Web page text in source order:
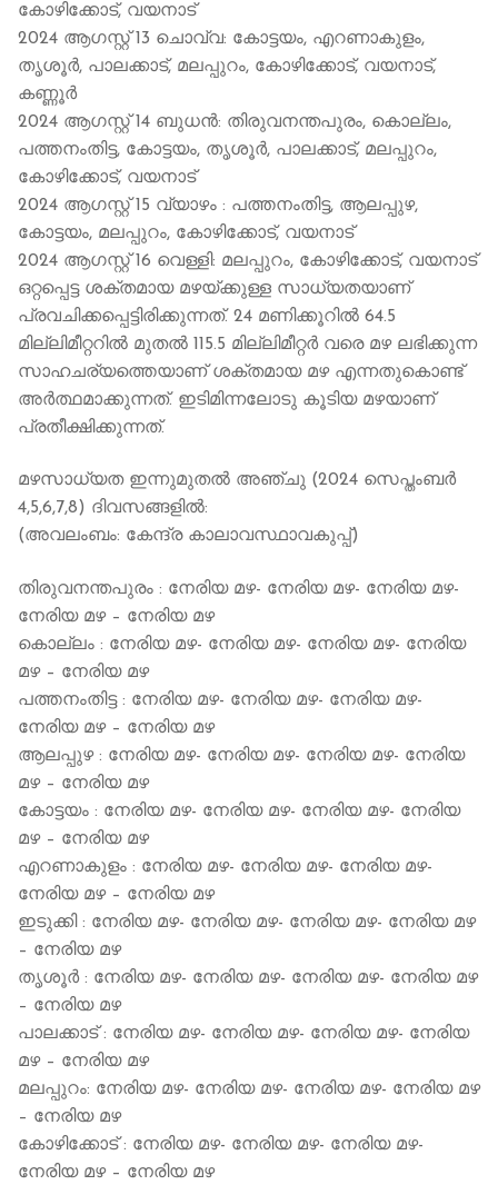
കോഴിക്കോട്, വയനാട്
2024 ആഗസ്റ്റ് 13 ചൊവ്വ: കോട്ടയം, എറണാകുളം,
തൃശൂർ, പാലക്കാട്, മലപ്പുറം, കോഴിക്കോട്, വയനാട്,
കണ്ണൂർ
2024 ആഗസ്റ്റ് 14 ബുധന്‍: തിരുവനന്തപുരം, കൊല്ലം,
പത്തനംതിട്ട, കോട്ടയം, തൃശൂർ, പാലക്കാട്, മലപ്പുറം,
കോഴിക്കോട്, വയനാട്
2024 ആഗസ്റ്റ് 15 വ്യാഴം : പത്തനംതിട്ട, ആലപ്പുഴ,
കോട്ടയം, മലപ്പുറം, കോഴിക്കോട്, വയനാട്
2024 ആഗസ്റ്റ് 16 വെള്ളി: മലപ്പുറം, കോഴിക്കോട്, വയനാട്
ഒറ്റപ്പെട്ട ശക്തമായ മഴയ്ക്കുള്ള സാധ്യതയാണ്
പ്രവചിക്കപ്പെട്ടിരിക്കുന്നത്. 24 മണിക്കൂറിൽ 64.5
മില്ലിമീറ്ററിൽ മുതൽ 115.5 മില്ലിമീറ്റർ വരെ മഴ ലഭിക്കുന്ന
സാഹചര്യത്തെയാണ് ശക്തമായ മഴ എന്നതുകൊണ്ട്
അർത്ഥമാക്കുന്നത്. ഇടിമിന്നലോടു കൂടിയ മഴയാണ്
പ്രതീക്ഷിക്കുന്നത്.
മഴസാധ്യത ഇന്നുമുതല്‍ അഞ്ചു (2024 സെപ്തംബര്‍
4,5,6,7,8) ദിവസങ്ങളില്‍:
(അവലംബം: കേന്ദ്ര കാലാവസ്ഥാവകുപ്പ്)
തിരുവനന്തപുരം : നേരിയ മഴ- നേരിയ മഴ- നേരിയ മഴ-
നേരിയ മഴ – നേരിയ മഴ
കൊല്ലം : നേരിയ മഴ- നേരിയ മഴ- നേരിയ മഴ- നേരിയ
മഴ – നേരിയ മഴ
പത്തനംതിട്ട : നേരിയ മഴ- നേരിയ മഴ- നേരിയ മഴ-
നേരിയ മഴ – നേരിയ മഴ
ആലപ്പുഴ : നേരിയ മഴ- നേരിയ മഴ- നേരിയ മഴ- നേരിയ
മഴ – നേരിയ മഴ
കോട്ടയം : നേരിയ മഴ- നേരിയ മഴ- നേരിയ മഴ- നേരിയ
മഴ – നേരിയ മഴ
എറണാകുളം : നേരിയ മഴ- നേരിയ മഴ- നേരിയ മഴ-
നേരിയ മഴ – നേരിയ മഴ
ഇടുക്കി : നേരിയ മഴ- നേരിയ മഴ- നേരിയ മഴ- നേരിയ മഴ
– നേരിയ മഴ
തൃശൂര്‍ : നേരിയ മഴ- നേരിയ മഴ- നേരിയ മഴ- നേരിയ മഴ
– നേരിയ മഴ
പാലക്കാട് : നേരിയ മഴ- നേരിയ മഴ- നേരിയ മഴ- നേരിയ
മഴ – നേരിയ മഴ
മലപ്പുറം: നേരിയ മഴ- നേരിയ മഴ- നേരിയ മഴ- നേരിയ മഴ
– നേരിയ മഴ
കോഴിക്കോട് : നേരിയ മഴ- നേരിയ മഴ- നേരിയ മഴ-
നേരിയ മഴ – നേരിയ മഴ